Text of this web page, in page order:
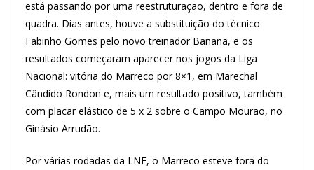
está passando por uma reestruturação, dentro e fora de
quadra. Dias antes, houve a substituição do técnico
Fabinho Gomes pelo novo treinador Banana, e os
resultados começaram aparecer nos jogos da Liga
Nacional: vitória do Marreco por 8×1, em Marechal
Cândido Rondon e, mais um resultado positivo, também
com placar elástico de 5 x 2 sobre o Campo Mourão, no
Ginásio Arrudão.
Por várias rodadas da LNF, o Marreco esteve fora do